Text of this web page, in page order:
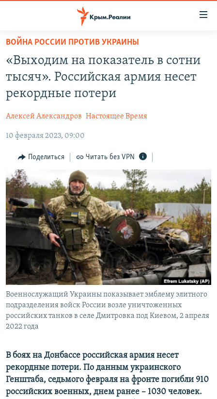
Вернуться
основному
содержанию
главной
Вернутся
поиску
СПЕЦПРОЕКТЫ
11 ЛЕТ ОККУПАЦИИ КРЫМА. 11 ИСТОРИЙ СОПРОТИВЛЕНИЯ
ЕЩЕ
ИНТЕРАКТИВ
ИНФОГРАФИКА
ТЕЛЕПРОЕКТ КРЫМ.РЕАЛИИ
СОВЕТЫ ПРАВОЗАЩИТНИКОВ
ПРОПАВШИЕ БЕЗ ВЕСТИ
ПОБЕДИТЕЛЕЙ НЕ СУДЯТ?
КРЫМ.НЕПОКОРЕННЫЙ
ELIFBE
УКРАИНСКАЯ ПРОБЛЕМА КРЫМА
РАДІО СВОБОДА
КАК ОБОЙТИ БЛОКИРОВКУ
Українською
Qırımtatar
ПРИСОЕДИНЯЙТЕСЬ!
Все сайты RFE/RL
ВОЙНА РОССИИ ПРОТИВ УКРАИНЫ
«Выходим на показатель в сотни
тысяч». Российская армия несет
рекордные потери
Алексей Александров Настоящее Время
10 февраля 2023, 09:00
Поделиться Читать без VPN
Военнослужащий Украины показывает эмблему элитного
подразделения войск России возле уничтоженных
российских танков в селе Дмитровка под Киевом, 2 апреля
2022 года
В боях на Донбассе российская армия несет
рекордные потери. По данным украинского
Генштаба, седьмого февраля на фронте погибли 910
российских военных, днем ранее – 1030 человек.